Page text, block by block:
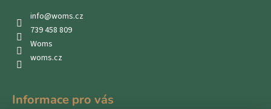
info@woms.cz
739 458 809
Woms
woms.cz
Informace pro vás